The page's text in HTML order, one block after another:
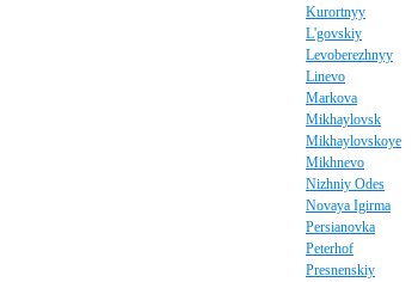
Kurortnyy
L'govskiy
Levoberezhnyy
Linevo
Markova
Mikhaylovsk
Mikhaylovskoye
Mikhnevo
Nizhniy Odes
Novaya Igirma
Persianovka
Peterhof
Presnenskiy